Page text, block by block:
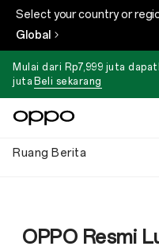
Select your country or
Global
Mulai dari Rp7,999 juta
juta Beli sekarang
Ruang Berita
OPPO Resmi